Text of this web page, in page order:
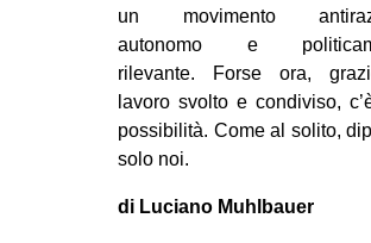
un movimento
autonomo e
rilevante. Forse ora,
lavoro svolto e condiviso,
possibilità. Come al solito,
solo noi.
di Luciano Muhlbauer